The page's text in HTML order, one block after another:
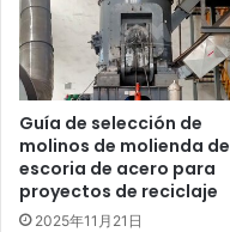
Guía de selección de
molinos de molienda de
escoria de acero para
proyectos de reciclaje
2025年11月21日